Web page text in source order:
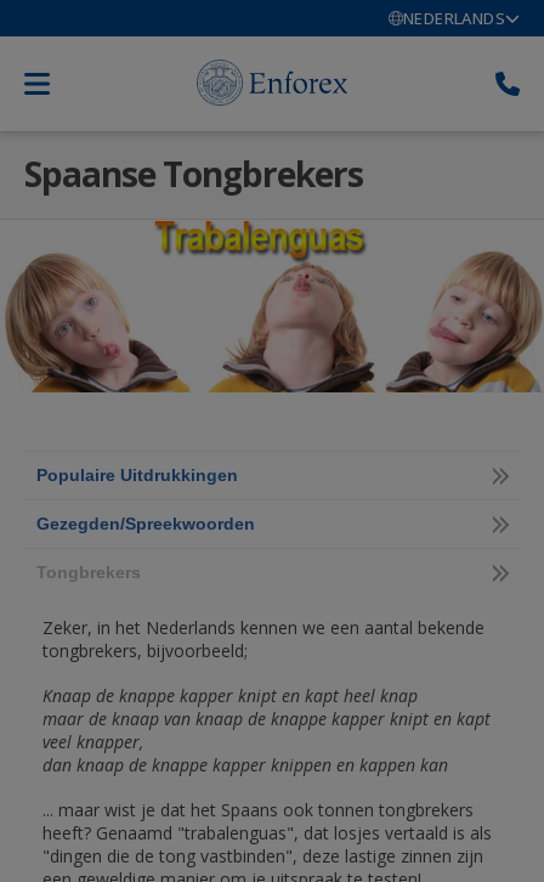
NEDERLANDS
Spaanse Tongbrekers
Populaire Uitdrukkingen
Gezegden/Spreekwoorden
Tongbrekers
Zeker, in het Nederlands kennen we een aantal bekende
tongbrekers, bijvoorbeeld;
Knaap de knappe kapper knipt en kapt heel knap
maar de knaap van knaap de knappe kapper knipt en kapt
veel knapper,
dan knaap de knappe kapper knippen en kappen kan
... maar wist je dat het Spaans ook tonnen tongbrekers
heeft? Genaamd "trabalenguas", dat losjes vertaald is als
"dingen die de tong vastbinden", deze lastige zinnen zijn